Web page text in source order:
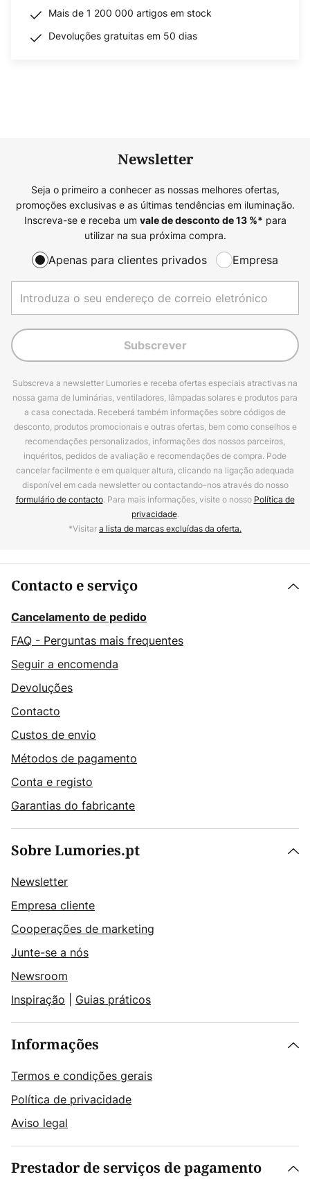
Mais de 1 200 000 artigos em stock
Devoluções gratuitas em 50 dias
Newsletter
Seja o primeiro a conhecer as nossas melhores ofertas,
promoções exclusivas e as últimas tendências em iluminação.
Inscreva-se e receba um vale de desconto de13%* para
utilizar na sua próxima compra.
Apenas para clientes privados Empresa
Subscrever
Subscreva a newsletter Lumories e receba ofertas especiais atractivas na
nossa gama de luminárias, ventiladores, lâmpadas solares e produtos para
a casa conectada. Receberá também informações sobre códigos de
desconto, produtos promocionais e outras ofertas, bem como conselhos e
recomendações personalizados, informações dos nossos parceiros,
inquéritos, pedidos de avaliação e recomendações de compra. Pode
cancelar facilmente e em qualquer altura, clicando na ligação adequada
disponível em cada newsletter ou contactando-nos através do nosso
formulário de contacto. Para mais informações, visite o nosso Política de
privacidade.
*Visitara lista de marcas excluídas da oferta.
Contacto e serviço
Cancelamento de pedido
FAQ - Perguntas mais frequentes
Seguir a encomenda
Devoluções
Contacto
Custos de envio
Métodos de pagamento
Conta e registo
Garantias do fabricante
Sobre Lumories.pt
Newsletter
Empresa cliente
Cooperações de marketing
Junte-se a nós
Newsroom
Inspiração
Guias práticos
Informações
Termos e condições gerais
Política de privacidade
Aviso legal
Prestador de serviços de pagamento